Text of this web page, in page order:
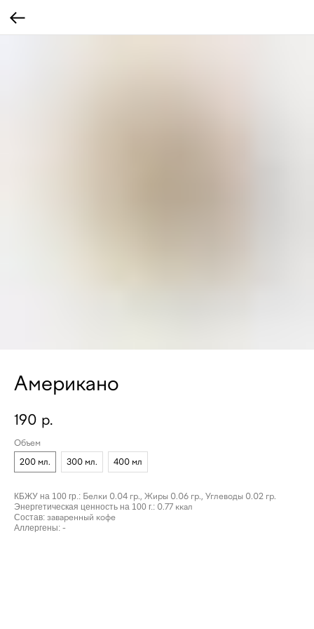
Американо
190 р.
Объем
200 мл.
300 мл. 400 мл
КБЖУ на 100 гр.: Белки 0.04 гр., Жиры 0.06 гр., Углеводы 0.02 гр.
Энергетическая ценность на 100 г.: 0.77 ккал
Состав: заваренный кофе
Аллергены: -